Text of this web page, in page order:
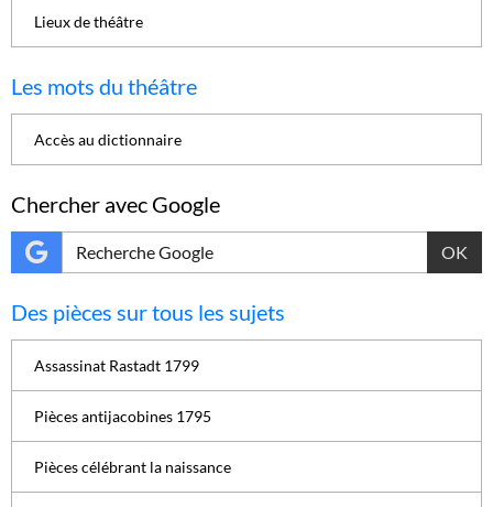
Lieux de théâtre
Les mots du théâtre
Accès au dictionnaire
Chercher avec Google
OK
Des pièces sur tous les sujets
Assassinat Rastadt 1799
Pièces antijacobines 1795
Pièces célébrant la naissance